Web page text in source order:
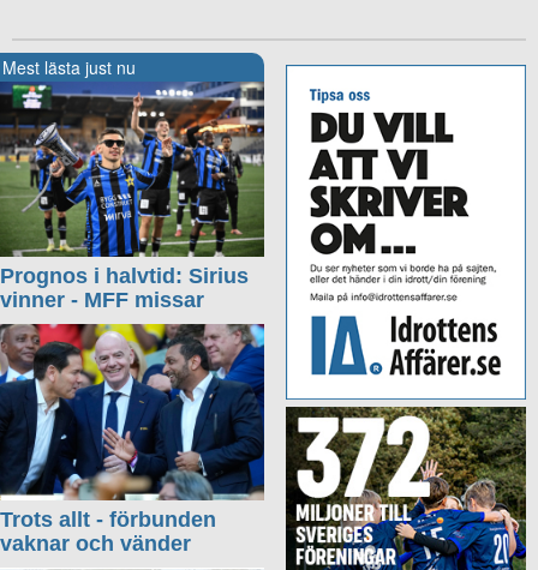
Mest lästa just nu
Prognos i halvtid: Sirius
vinner - MFF missar
Trots allt - förbunden
vaknar och vänder